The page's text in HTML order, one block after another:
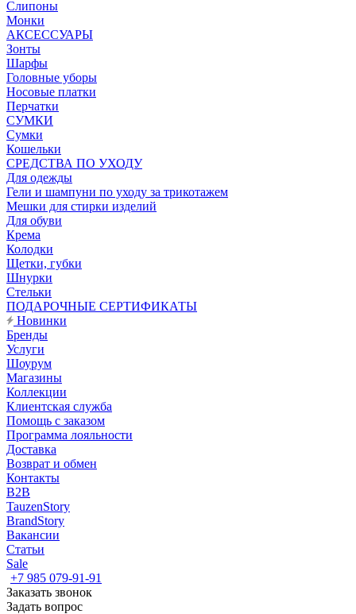
Слипоны
Монки
АКСЕССУАРЫ
Зонты
Шарфы
Головные уборы
Носовые платки
Перчатки
СУМКИ
Сумки
Кошельки
CРЕДСТВА ПО УХОДУ
Для одежды
Гели и шампуни по уходу за трикотажем
Мешки для стирки изделий
Для обуви
Крема
Колодки
Щетки, губки
Шнурки
Стельки
ПОДАРОЧНЫЕ СЕРТИФИКАТЫ
Новинки
Бренды
Услуги
Шоурум
Магазины
Коллекции
Клиентская служба
Помощь с заказом
Программа лояльности
Доставка
Возврат и обмен
Контакты
B2B
TauzenStory
BrandStory
Вакансии
Статьи
Sale
+7 985 079-91-91
Заказать звонок
Задать вопрос